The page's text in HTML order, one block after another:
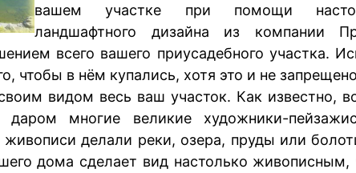
вашем участке при помощи
ландшафтного дизайна из компании
всего вашего приусадебного участка.
чтобы в нём купались, хотя это и не
видом весь ваш участок. Как известно,
даром многие великие художники-
делали реки, озера, пруды или
дома сделает вид настолько живописным,